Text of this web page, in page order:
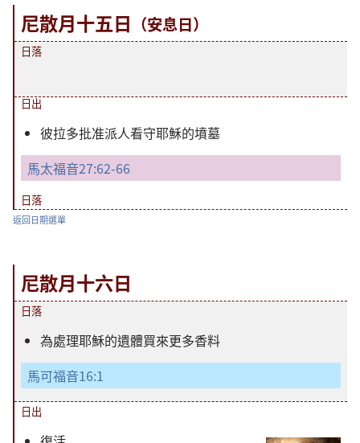
尼散月十五日 （安息日）
日落
日出
彼拉多批准派人看守耶穌的墳墓
馬太福音27:62-66
日落
返回日期選單
尼散月十六日
日落
為處理耶穌的遺體買來更多香料
馬可福音16:1
日出